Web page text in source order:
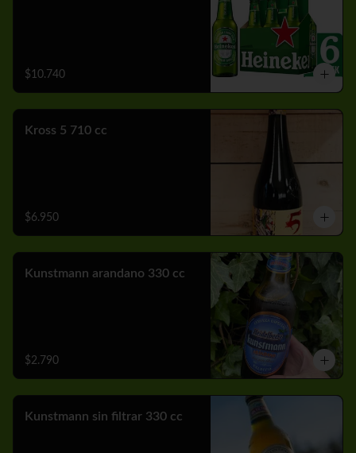
$10.740
Kross 5 710 cc
$6.950
Kunstmann arandano 330 cc
$2.790
Kunstmann sin filtrar 330 cc